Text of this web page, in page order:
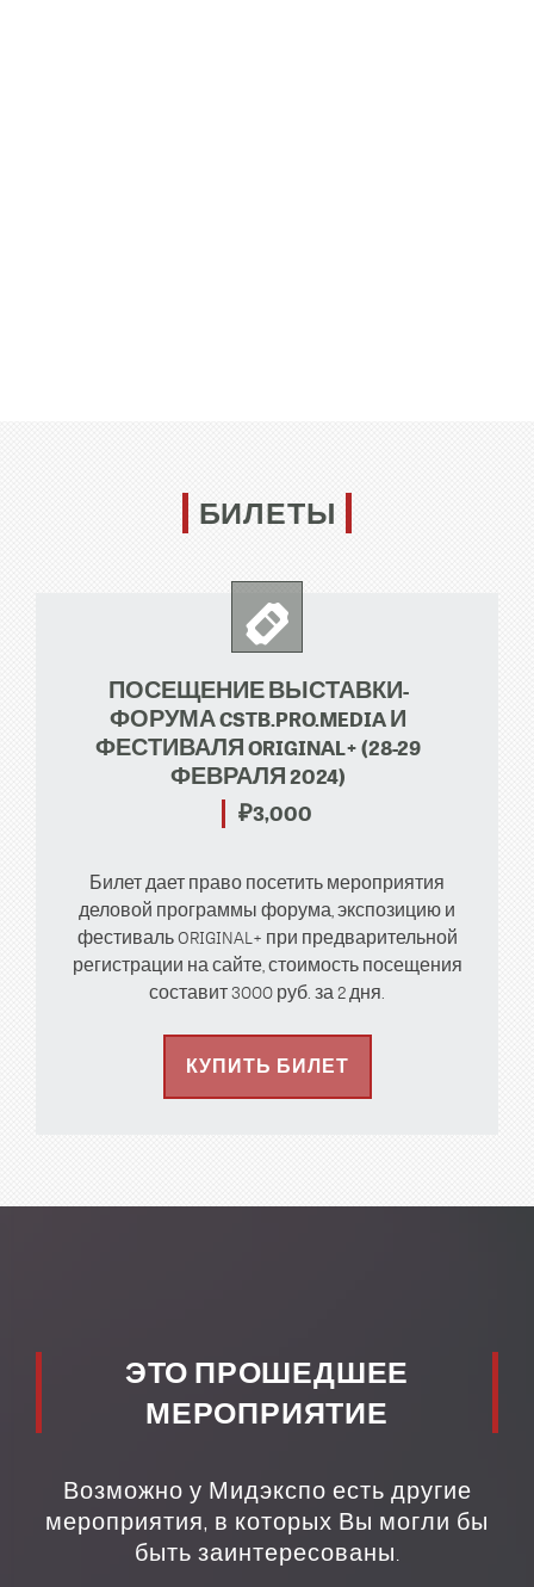
БИЛЕТЫ
ПОСЕЩЕНИЕ ВЫСТАВКИ-
ФОРУМА CSTB.PRO.MEDIA И
ФЕСТИВАЛЯ ORIGINAL+ (28-29
ФЕВРАЛЯ 2024)
₽3,000
Билет дает право посетить мероприятия
деловой программы форума, экспозицию и
фестиваль ORIGINAL+ при предварительной
регистрации на сайте, стоимость посещения
составит 3000 руб. за 2 дня.
КУПИТЬ БИЛЕТ
ЭТО ПРОШЕДШЕЕ
МЕРОПРИЯТИЕ
Возможно у Мидэкспо есть другие
мероприятия, в которых Вы могли бы
быть заинтересованы.